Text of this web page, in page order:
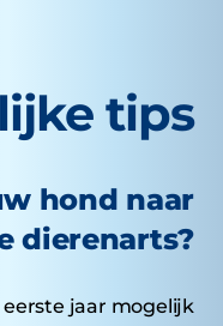
tips
hond naar
dierenarts?
jaar mogelijk